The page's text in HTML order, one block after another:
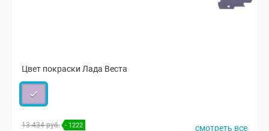
Цвет покраски Лада Веста
13 434 руб. - 1222
смотреть все